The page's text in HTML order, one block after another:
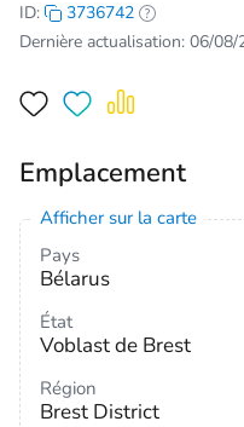
ID:
3736742
Dernière actualisation: 06/08/
Emplacement
Afficher sur la carte
Pays
Bélarus
État
Voblast de Brest
Région
Brest District